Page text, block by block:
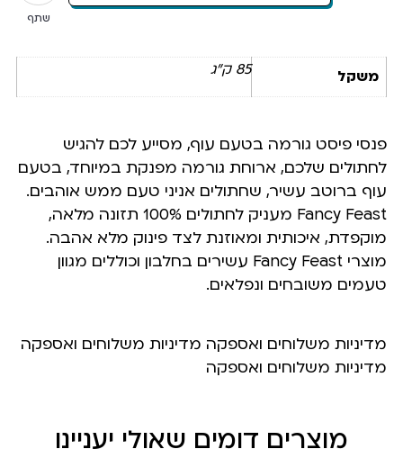
שתף
משקל 85 ק"ג
פנסי פיסט גורמה בטעם עוף, מסייע לכם להגיש
לחתולים שלכם, ארוחת גורמה מפנקת במיוחד, בטעם
עוף ברוטב עשיר, שחתולים אניני טעם ממש אוהבים.
Fancy Feast מעניק לחתולים 100% תזונה מלאה,
מוקפדת, איכותית ומאוזנת לצד פינוק מלא אהבה.
מוצרי Fancy Feast עשירים בחלבון וכוללים מגוון
טעמים משובחים ונפלאים.
מדיניות משלוחים ואספקה מדיניות משלוחים ואספקה
מדיניות משלוחים ואספקה
מוצרים דומים שאולי יעניינו